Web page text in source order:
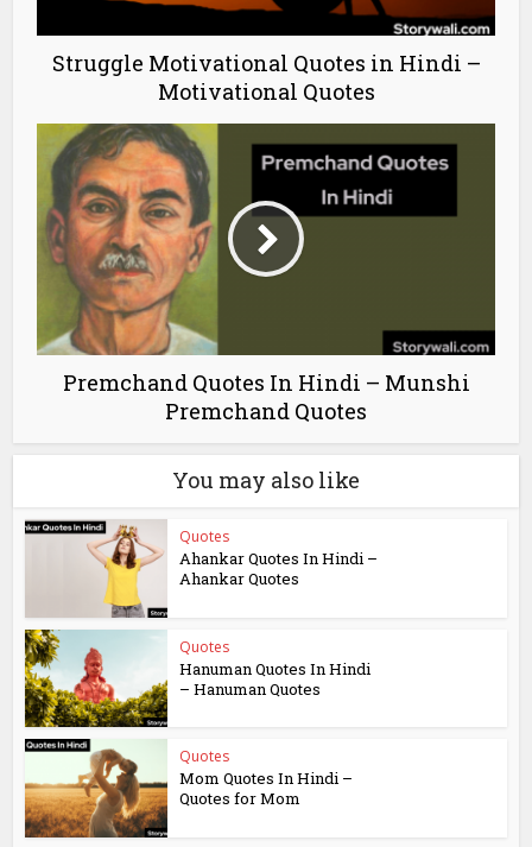
Struggle Motivational Quotes in Hindi –
Motivational Quotes
Premchand Quotes In Hindi – Munshi
Premchand Quotes
You may also like
Quotes
Ahankar Quotes In Hindi –
Ahankar Quotes
Quotes
Hanuman Quotes In Hindi
– Hanuman Quotes
Quotes
Mom Quotes In Hindi –
Quotes for Mom